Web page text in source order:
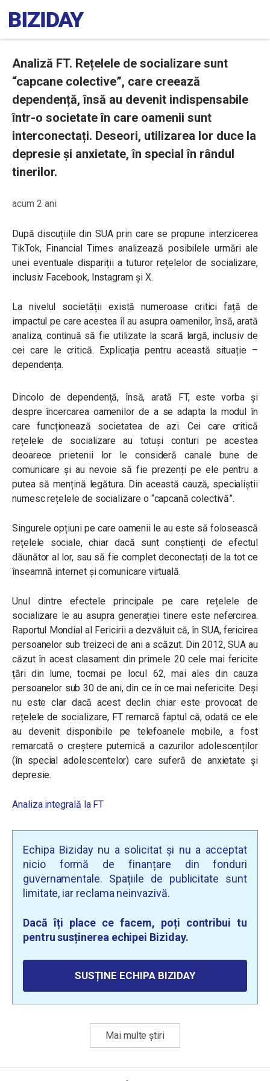
Analiză FT. Rețelele de socializare sunt
“capcane colective”, care creează
dependență, însă au devenit indispensabile
într-o societate în care oamenii sunt
interconectați. Deseori, utilizarea lor duce la
depresie și anxietate, în special în rândul
tinerilor.
acum 2 ani
După discuțiile din SUA prin care se propune interzicerea
TikTok, Financial Times analizează posibilele urmări ale
unei eventuale dispariții a tuturor rețelelor de socializare,
inclusiv Facebook, Instagram și X.
La nivelul societății există numeroase critici față de
impactul pe care acestea îl au asupra oamenilor, însă, arată
analiza, continuă să fie utilizate la scară largă, inclusiv de
cei care le critică. Explicația pentru această situație –
dependența.
Dincolo de dependență, însă, arată FT, este vorba și
despre încercarea oamenilor de a se adapta la modul în
care funcționează societatea de azi. Cei care critică
rețelele de socializare au totuși conturi pe acestea
deoarece prietenii lor le consideră canale bune de
comunicare și au nevoie să fie prezenți pe ele pentru a
putea să mențină legătura. Din această cauză, specialiștii
numesc rețelele de socializare o “capcană colectivă”.
Singurele opțiuni pe care oamenii le au este să folosească
rețelele sociale, chiar dacă sunt conștienți de efectul
dăunător al lor, sau să fie complet deconectați de la tot ce
înseamnă internet și comunicare virtuală.
Unul dintre efectele principale pe care rețelele de
socializare le au asupra generației tinere este nefercirea.
Raportul Mondial al Fericirii a dezvăluit că, în SUA, fericirea
persoanelor sub treizeci de ani a scăzut. Din 2012, SUA au
căzut în acest clasament din primele 20 cele mai fericite
țări din lume, tocmai pe locul 62, mai ales din cauza
persoanelor sub 30 de ani, din ce în ce mai nefericite. Deși
nu este clar dacă acest declin chiar este provocat de
rețelele de socializare, FT remarcă faptul că, odată ce ele
au devenit disponibile pe telefoanele mobile, a fost
remarcată o creștere puternică a cazurilor adolescenților
(în special adolescentelor) care suferă de anxietate și
depresie.
Analiza integrală la FT
Echipa Biziday nu a solicitat și nu a acceptat
nicio formă de finanțare din fonduri
guvernamentale. Spațiile de publicitate sunt
limitate, iar reclama neinvazivă.
Dacă îți place ce facem, poți contribui tu
pentru susținerea echipei Biziday.
SUSȚINE ECHIPA BIZIDAY
Mai multe știri